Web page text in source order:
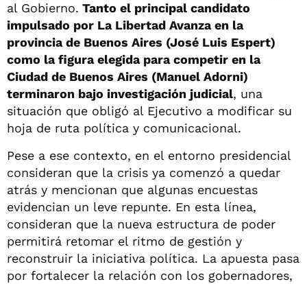
al Gobierno. Tanto el principal candidato
impulsado por La Libertad Avanza en la
provincia de Buenos Aires (José Luis Espert)
como la figura elegida para competir en la
Ciudad de Buenos Aires (Manuel Adorni)
terminaron bajo investigación judicial, una
situación que obligó al Ejecutivo a modificar su
hoja de ruta política y comunicacional.
Pese a ese contexto, en el entorno presidencial
consideran que la crisis ya comenzó a quedar
atrás y mencionan que algunas encuestas
evidencian un leve repunte. En esta línea,
consideran que la nueva estructura de poder
permitirá retomar el ritmo de gestión y
reconstruir la iniciativa política. La apuesta pasa
por fortalecer la relación con los gobernadores,